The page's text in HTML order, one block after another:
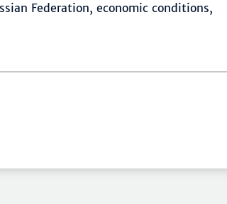
Federation, economic conditions,